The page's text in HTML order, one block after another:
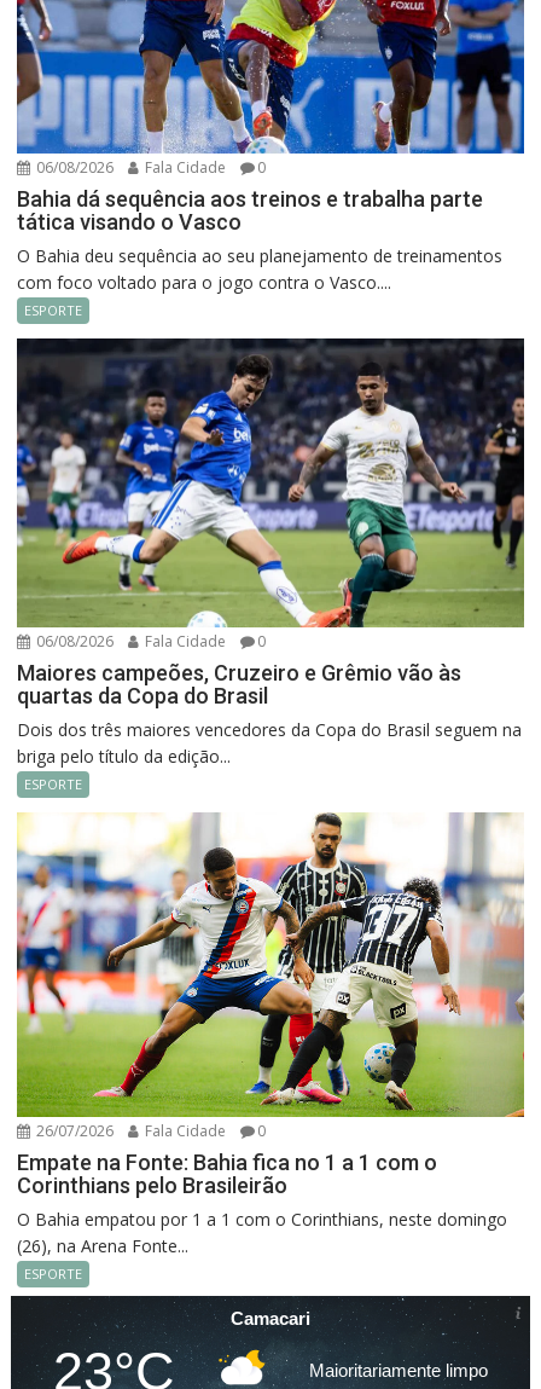
06/08/2026 Fala Cidade 0
Bahia dá sequência aos treinos e trabalha parte
tática visando o Vasco
O Bahia deu sequência ao seu planejamento de treinamentos
com foco voltado para o jogo contra o Vasco....
ESPORTE
06/08/2026 Fala Cidade 0
Maiores campeões, Cruzeiro e Grêmio vão às
quartas da Copa do Brasil
Dois dos três maiores vencedores da Copa do Brasil seguem na
briga pelo título da edição...
ESPORTE
26/07/2026 Fala Cidade 0
Empate na Fonte: Bahia fica no 1 a 1 com o
Corinthians pelo Brasileirão
O Bahia empatou por 1 a 1 com o Corinthians, neste domingo
(26), na Arena Fonte...
ESPORTE
Camacari
23°C Maioritariamente limpo